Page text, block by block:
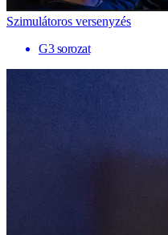
Szimulátoros versenyzés
G3 sorozat